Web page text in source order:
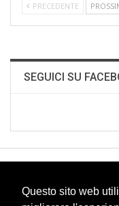
PRECEDENTE
SEGUICI SU
Questo sito web